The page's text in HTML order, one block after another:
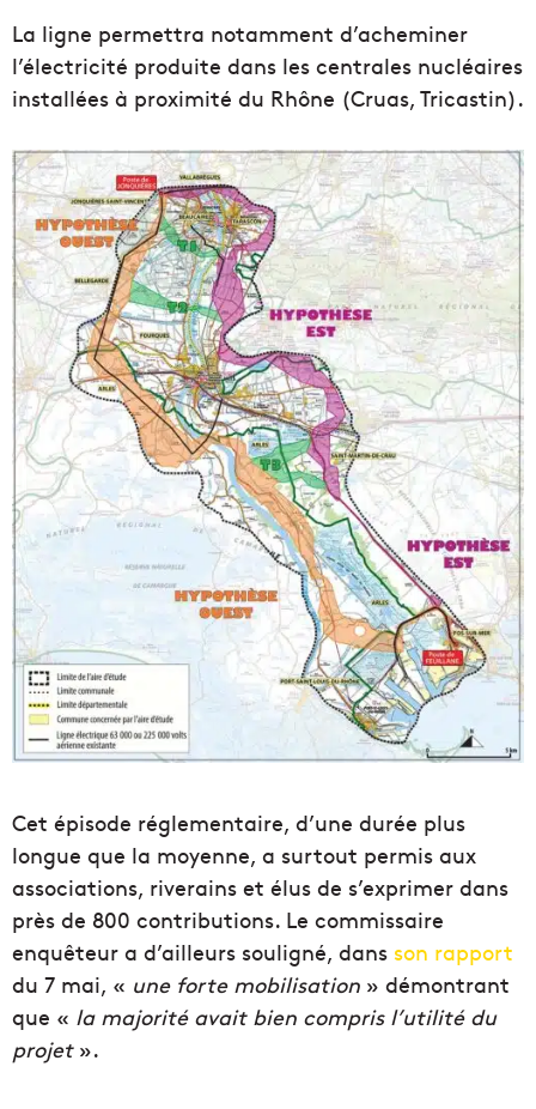
La ligne permettra notamment d’acheminer
l’électricité produite dans les centrales nucléaires
installées à proximité du Rhône (Cruas, Tricastin).
Cet épisode réglementaire, d’une durée plus
longue que la moyenne, a surtout permis aux
associations, riverains et élus de s’exprimer dans
près de 800 contributions. Le commissaire
enquêteur a d’ailleurs souligné, dans son rapport
du 7 mai, « une forte mobilisation » démontrant
que « la majorité avait bien compris l’utilité du
projet ».